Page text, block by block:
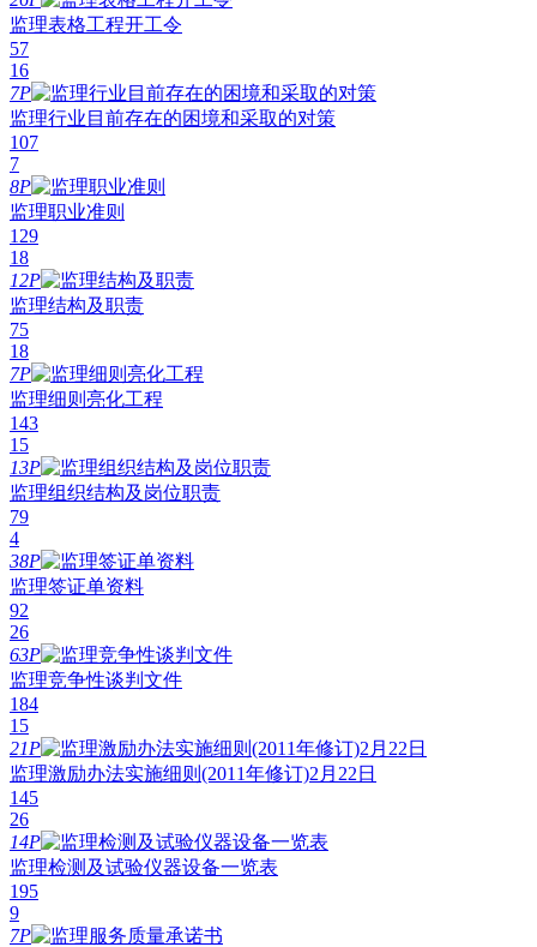
监理表格工程开工令
57
16
7P
监理行业目前存在的困境和采取的对策
107
7
8P
监理职业准则
129
18
12P
监理结构及职责
75
18
7P
监理细则亮化工程
143
15
13P
监理组织结构及岗位职责
79
4
38P
监理签证单资料
92
26
63P
监理竞争性谈判文件
184
15
21P
监理激励办法实施细则(2011年修订)2月22日
145
26
14P
监理检测及试验仪器设备一览表
195
9
7P